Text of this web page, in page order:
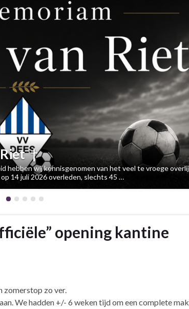
†
hebben wij kennisgenomen van het veel te vroege
14 juli 2026 overleden, slechts 45 …
opening kantine
zomerstop zo ver.
We hadden +/- 6 weken tijd om een complete